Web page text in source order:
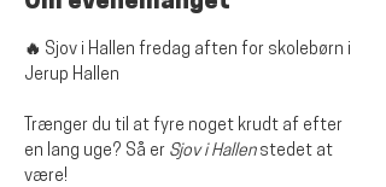
🔥 Sjov i Hallen fredag aften for skolebørn i
Jerup Hallen
Trænger du til at fyre noget krudt af efter
en lang uge? Så er Sjov i Hallen stedet at
være!